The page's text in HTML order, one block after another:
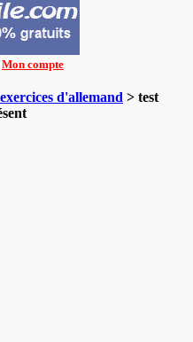
Mon compte
d'allemand > test